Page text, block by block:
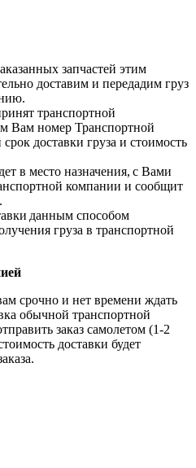
запчастей этим
доставим и передадим груз
транспортной
Вам номер Транспортной
доставки груза и стоимость
в место назначения, с Вами
компании и сообщит
данным способом
груза в транспортной
срочно и нет времени ждать
обычной транспортной
заказ самолетом (1-2
доставки будет